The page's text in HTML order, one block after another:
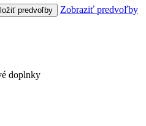
predvoľby Zobraziť predvoľby
doplnky